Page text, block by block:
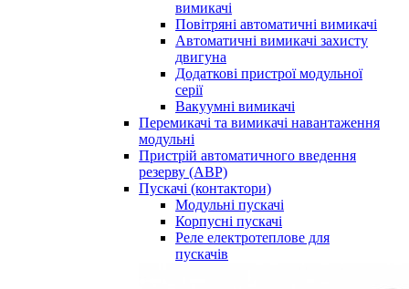
вимикачі
Повітряні автоматичні вимикачі
Автоматичні вимикачі захисту
двигуна
Додаткові пристрої модульної
серії
Вакуумні вимикачі
Перемикачі та вимикачі навантаження
модульні
Пристрій автоматичного введення
резерву (АВР)
Пускачі (контактори)
Модульні пускачі
Корпусні пускачі
Реле електротеплове для
пускачів